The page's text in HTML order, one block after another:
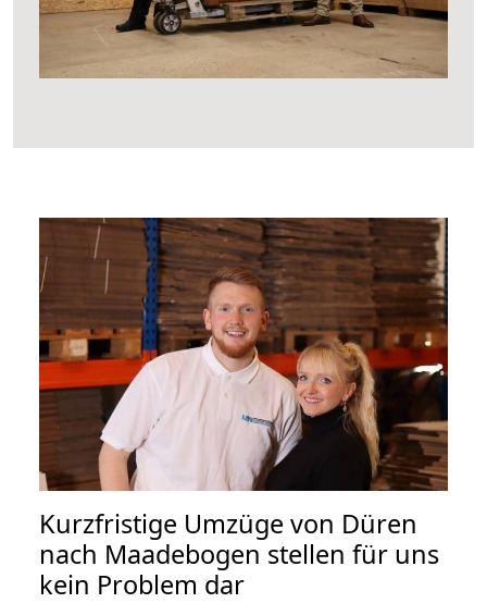
Kurzfristige Umzüge von Düren
nach Maadebogen stellen für uns
kein Problem dar